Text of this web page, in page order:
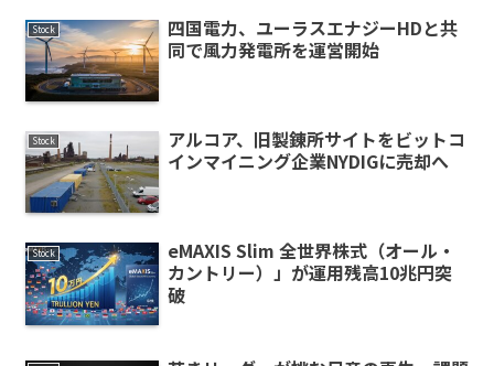
Stock
四国電力、ユーラスエナジーHDと共
同で風力発電所を運営開始
Stock
アルコア、旧製錬所サイトをビットコ
インマイニング企業NYDIGに売却へ
Stock
eMAXIS Slim 全世界株式（オール・
カントリー）」が運用残高10兆円突
破